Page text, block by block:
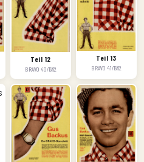
Teil 12
BRAVO 40/1962
Teil 13
BRAVO 41/1962